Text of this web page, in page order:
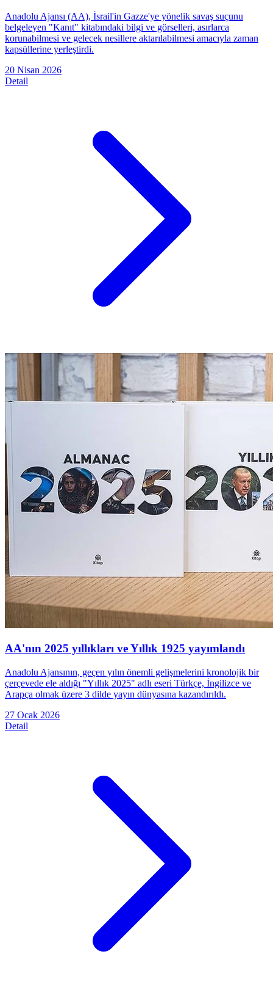
Anadolu Ajansı (AA), İsrail'in Gazze'ye yönelik savaş suçunu
belgeleyen "Kanıt" kitabındaki bilgi ve görselleri, asırlarca
korunabilmesi ve gelecek nesillere aktarılabilmesi amacıyla zaman
kapsüllerine yerleştirdi.
20 Nisan 2026
Detail
AA'nın 2025 yıllıkları ve Yıllık 1925 yayımlandı
Anadolu Ajansının, geçen yılın önemli gelişmelerini kronolojik bir
çerçevede ele aldığı "Yıllık 2025" adlı eseri Türkçe, İngilizce ve
Arapça olmak üzere 3 dilde yayın dünyasına kazandırıldı.
27 Ocak 2026
Detail